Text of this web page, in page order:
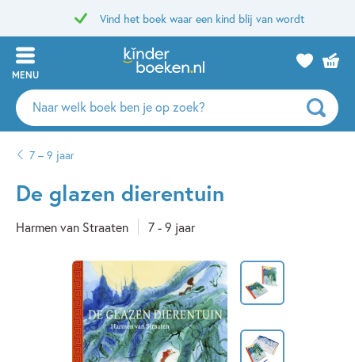
Vind het boek waar een kind blij van wordt
MENU
Zoeken
naar
auteurs
uitgevers
7 – 9 jaar
De glazen dierentuin
Harmen van Straaten 7 - 9 jaar